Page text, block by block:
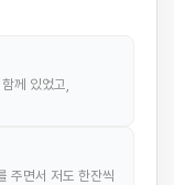
께 있었고,
주면서 저도 한잔씩